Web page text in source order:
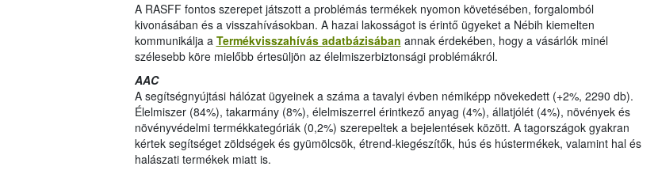
A RASFF fontos szerepet játszott a problémás termékek nyomon követésében, forgalomból
kivonásában és a visszahívásokban. A hazai lakosságot is érintő ügyeket a Nébih kiemelten
kommunikálja a Termékvisszahívás adatbázisában annak érdekében, hogy a vásárlók minél
szélesebb köre mielőbb értesüljön az élelmiszerbiztonsági problémákról.
AAC
A segítségnyújtási hálózat ügyeinek a száma a tavalyi évben némiképp növekedett (+2%, 2290 db).
Élelmiszer (84%), takarmány (8%), élelmiszerrel érintkező anyag (4%), állatjólét (4%), növények és
növényvédelmi termékkategóriák (0,2%) szerepeltek a bejelentések között. A tagországok gyakran
kértek segítséget zöldségek és gyümölcsök, étrend-kiegészítők, hús és hústermékek, valamint hal és
halászati termékek miatt is.